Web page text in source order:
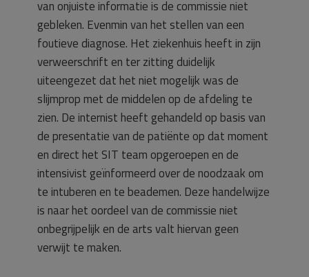
van onjuiste informatie is de commissie niet
gebleken. Evenmin van het stellen van een
foutieve diagnose. Het ziekenhuis heeft in zijn
verweerschrift en ter zitting duidelijk
uiteengezet dat het niet mogelijk was de
slijmprop met de middelen op de afdeling te
zien. De internist heeft gehandeld op basis van
de presentatie van de patiënte op dat moment
en direct het SIT team opgeroepen en de
intensivist geïnformeerd over de noodzaak om
te intuberen en te beademen. Deze handelwijze
is naar het oordeel van de commissie niet
onbegrijpelijk en de arts valt hiervan geen
verwijt te maken.